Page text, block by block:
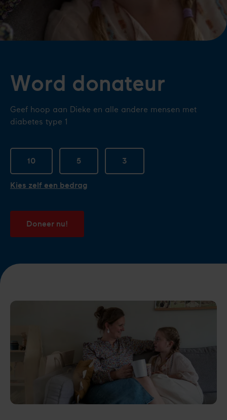
Word donateur
Geef hoop aan Dieke en alle andere mensen met
diabetes type 1
10 5 3
Kies zelf een bedrag
Doneer nu!